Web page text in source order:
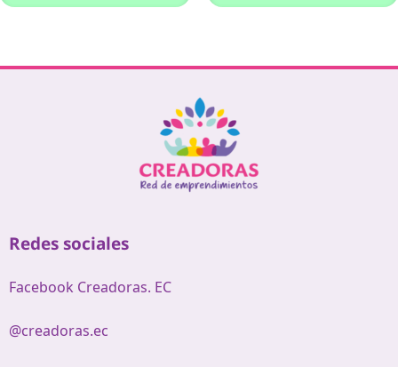
Redes sociales
Facebook Creadoras. EC
@creadoras.ec